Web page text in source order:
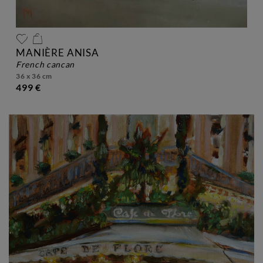
MANIÈRE ANISA
french cancan
36 x 36 cm
499 €